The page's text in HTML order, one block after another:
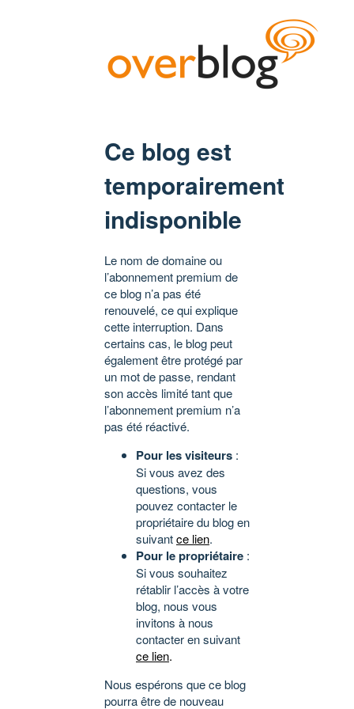
Ce blog est
temporairement
indisponible
Le nom de domaine ou
l’abonnement premium de
ce blog n’a pas été
renouvelé, ce qui explique
cette interruption. Dans
certains cas, le blog peut
également être protégé par
un mot de passe, rendant
son accès limité tant que
l’abonnement premium n’a
pas été réactivé.
Pour les visiteurs :
Si vous avez des
questions, vous
pouvez contacter le
propriétaire du blog en
suivantce lien.
Pour le propriétaire :
Si vous souhaitez
rétablir l’accès à votre
blog, nous vous
invitons à nous
contacter en suivant
ce lien.
Nous espérons que ce blog
pourra être de nouveau